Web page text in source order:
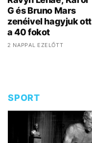
G és Bruno Mars
zenéivel hagyjuk ott
a 40 fokot
2 NAPPAL EZELŐTT
SPORT